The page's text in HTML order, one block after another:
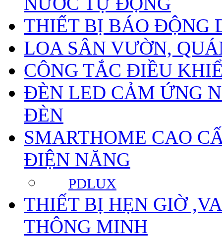
THIẾT BỊ BÁO ĐỘNG
LOA SÂN VƯỜN,
CÔNG TẮC ĐIỀU
ĐÈN LED CẢM ỨNG
ĐÈN
SMARTHOME CAO
ĐIỆN NĂNG
PDLUX
THIẾT BỊ HẸN GIỜ
THÔNG MINH